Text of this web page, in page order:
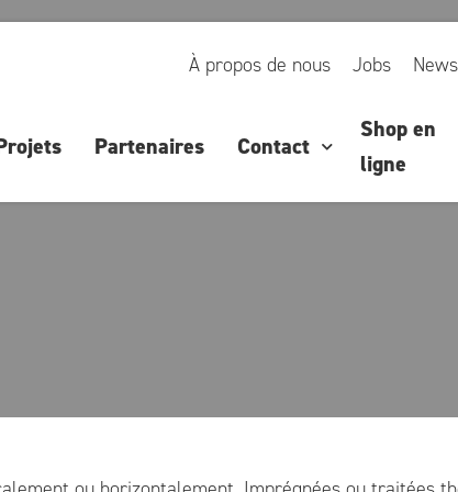
À propos de nous Jobs News
Partenaires Contact
Shop en
ligne